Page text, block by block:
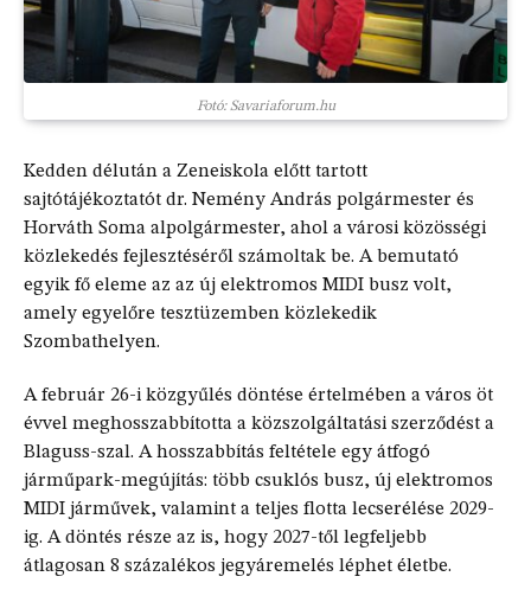
Fotó: Savariaforum.hu
Kedden délután a Zeneiskola előtt tartott
sajtótájékoztatót dr. Nemény András polgármester és
Horváth Soma alpolgármester, ahol a városi közösségi
közlekedés fejlesztéséről számoltak be. A bemutató
egyik fő eleme az az új elektromos MIDI busz volt,
amely egyelőre tesztüzemben közlekedik
Szombathelyen.
A február 26-i közgyűlés döntése értelmében a város öt
évvel meghosszabbította a közszolgáltatási szerződést a
Blaguss-szal. A hosszabbítás feltétele egy átfogó
járműpark-megújítás: több csuklós busz, új elektromos
MIDI járművek, valamint a teljes flotta lecserélése 2029-
ig. A döntés része az is, hogy 2027-től legfeljebb
átlagosan 8 százalékos jegyáremelés léphet életbe.